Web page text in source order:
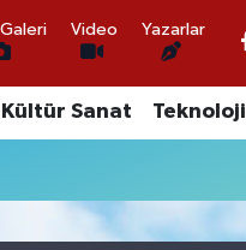
Video Yazarlar
Kültür Sanat Teknoloji